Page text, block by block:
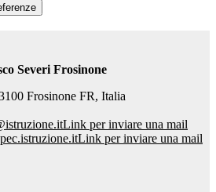
Severi Frosinone
Frosinone FR, Italia
Link per inviare una mail
Link per inviare una mail